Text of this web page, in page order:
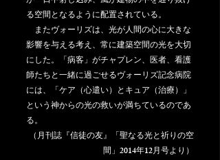
る空間となるように配置されている。
またヴォーリズは、光が人間の心に大きな
影響を与える考え、常に建築空間の光を大切
にした。「病客」がチャプレン、医者、看護
師たちと一緒に過ごせるヴォーリズ記念病院
には、「ケア（心遣い）とキュア（治療）」
という神からの光の救いが満ちているのであ
る。
（月刊誌『信徒の友』「聖なる光と祈りの空
間」2014年12月号より）